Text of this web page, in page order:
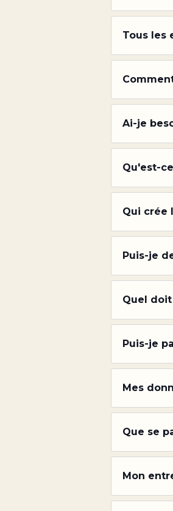
Tous les
Ai-je
Qu'est-
Qui crée
Puis-je
Quel
Puis-je
Mes
Que se
Mon